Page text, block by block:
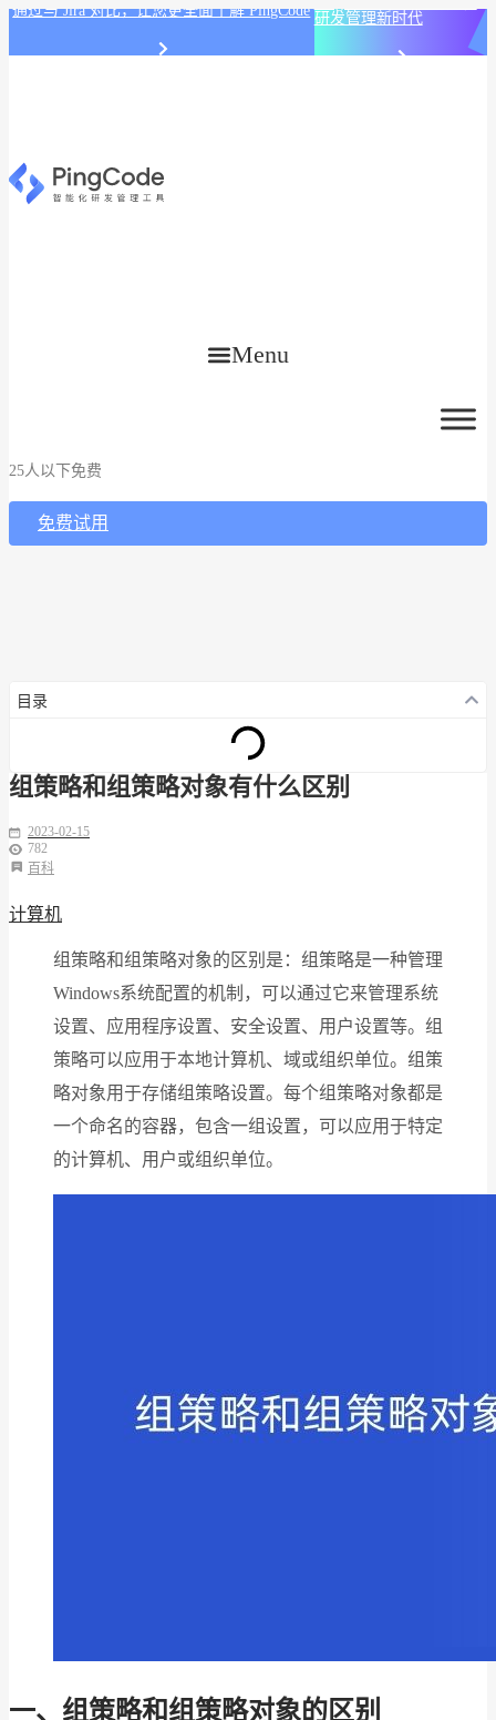
通过与 Jira 对比，让您更全面了解 PingCode 研发管理新时代
Menu
25人以下免费
免费试用
目录
组策略和组策略对象有什么区别
2023-02-15
782
百科
计算机
组策略和组策略对象的区别是：组策略是一种管理
Windows系统配置的机制，可以通过它来管理系统
设置、应用程序设置、安全设置、用户设置等。组
策略可以应用于本地计算机、域或组织单位。组策
略对象用于存储组策略设置。每个组策略对象都是
一个命名的容器，包含一组设置，可以应用于特定
的计算机、用户或组织单位。
一、组策略和组策略对象的区别